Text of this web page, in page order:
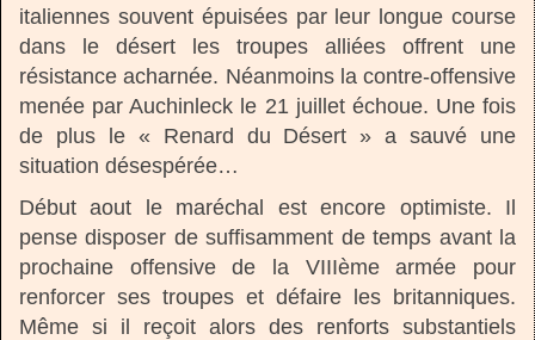
italiennes souvent épuisées par leur longue course
dans le désert les troupes alliées offrent une
résistance acharnée. Néanmoins la contre-offensive
menée par Auchinleck le 21 juillet échoue. Une fois
de plus le « Renard du Désert » a sauvé une
situation désespérée…
Début aout le maréchal est encore optimiste. Il
pense disposer de suffisamment de temps avant la
prochaine offensive de la VIIIème armée pour
renforcer ses troupes et défaire les britanniques.
Même si il reçoit alors des renforts substantiels